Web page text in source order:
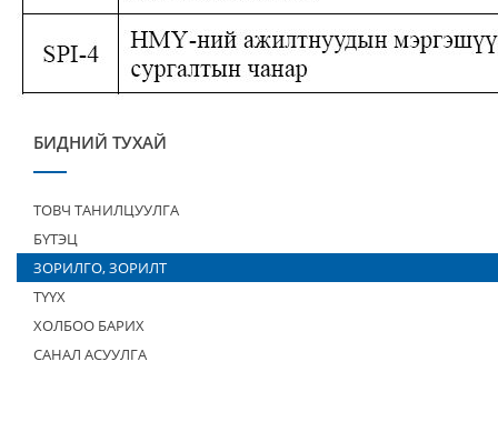
БИДНИЙ ТУХАЙ
ТОВЧ ТАНИЛЦУУЛГА
БҮТЭЦ
ЗОРИЛГО, ЗОРИЛТ
ТҮҮХ
ХОЛБОО БАРИХ
САНАЛ АСУУЛГА